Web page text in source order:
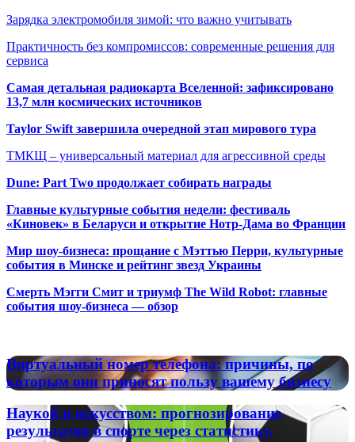
Зарядка электромобиля зимой: что важно учитывать
Практичность без компромиссов: современные решения для
сервиса
Самая детальная радиокарта Вселенной: зафиксировано
13,7 млн космических источников
Taylor Swift завершила очередной этап мирового тура
ТМКЩ – универсальный материал для агрессивной среды
Dune: Part Two продолжает собирать награды
Главные культурные события недели: фестиваль
«Киновек» в Беларуси и открытие Нотр-Дама во Франции
Мир шоу-бизнеса: прощание с Мэттью Перри, культурные
события в Минске и рейтинг звезд Украины
Смерть Мэгги Смит и триумф The Wild Robot: главные
события шоу-бизнеса — обзор
Виртуальный
номер
телефона:
причины,
по
которым
Виртуальный номер телефона: причины, по
которым они приносят пользу вашему бизнесу
Наукой
и
Наукой и искусством: прогнозирование
результатов в спорте через статистику,